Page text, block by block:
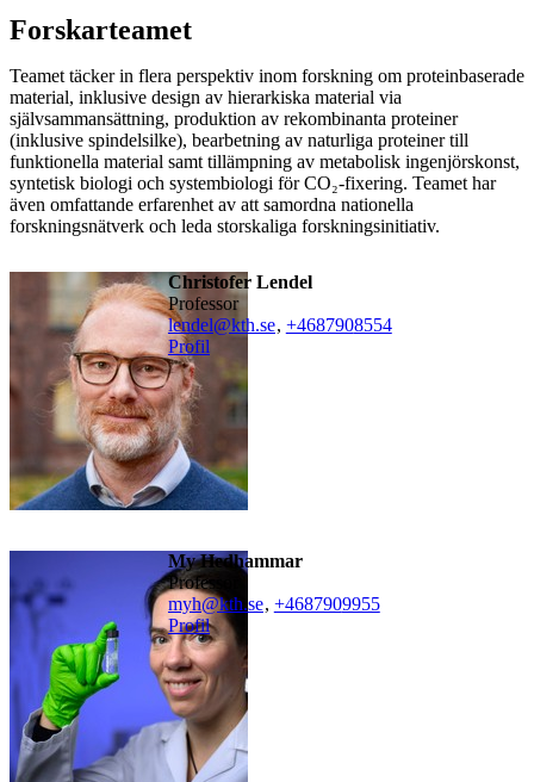
Forskarteamet
Teamet täcker in flera perspektiv inom forskning om proteinbaserade
material, inklusive design av hierarkiska material via
självsammansättning, produktion av rekombinanta proteiner
(inklusive spindelsilke), bearbetning av naturliga proteiner till
funktionella material samt tillämpning av metabolisk ingenjörskonst,
syntetisk biologi och systembiologi för CO₂-fixering. Teamet har
även omfattande erfarenhet av att samordna nationella
forskningsnätverk och leda storskaliga forskningsinitiativ.
Christofer Lendel
professor
lendel@kth.se, +4687908554
Profil
My Hedhammar
professor
myh@kth.se, +4687909955
Profil